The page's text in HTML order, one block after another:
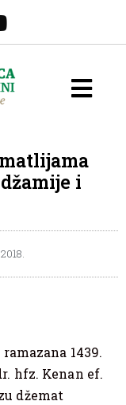
i
1439.
hfz. Kenan ef.
džemat